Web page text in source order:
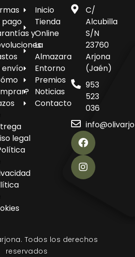
pago
y
envío
legal
Inicio
Tienda
Online
La
Almazara
Entorno
Premios
Noticias
Contacto
C/
Alcubilla
S/N
23760
Arjona
(Jaén)
953
523
036
Todos los derechos
reservados